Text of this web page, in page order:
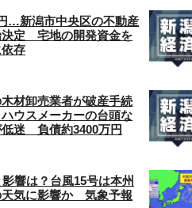
…新潟市中央区の不動産
決定 宅地の開発資金を
存
材卸売業者が破産手続
ウスメーカーの台頭な
低迷 負債約3400万円
響は？台風15号は本州
気に影響か 気象予報